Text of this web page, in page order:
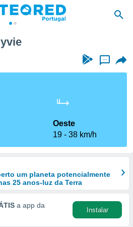
...
Oeste
19
38 km/h
um planeta potencialmente
25 anos-luz da Terra
a app da
Instalar